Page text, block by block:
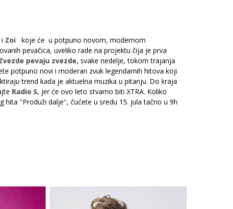
i Zoi
koje će u potpuno novom, modernom
pevačica, uveliko rade na projektu čija je prva
pevaju zvezde, svake nedelje, tokom trajanja
potpuno novi i moderan zvuk legendarnih hitova koji
trend kada je aktuelna muzika u pitanju. Do kraja
Radio S, jer će ovo leto stvarno biti XTRA. Koliko
hita ''Produži dalje'', čućete u sredu 15. jula tačno u 9h